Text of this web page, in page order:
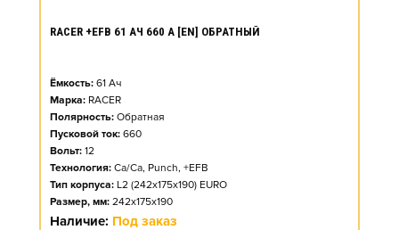
RACER +EFB 61 АЧ 660 А [EN] ОБРАТНЫЙ
Ёмкость: 61 Ач
Марка: RACER
Полярность: Обратная
Пусковой ток: 660
Вольт: 12
Технология: Ca/Ca, Punch, +EFB
Тип корпуса: L2 (242x175x190) EURO
Размер, мм: 242x175x190
Наличие: Под заказ